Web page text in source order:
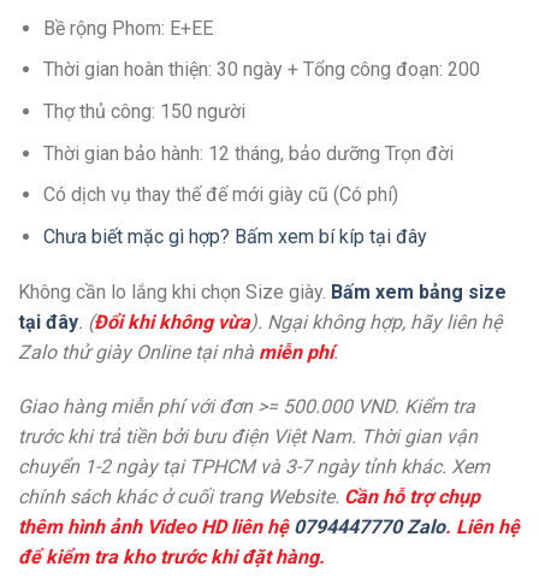
Bề rộng Phom: E+EE
Thời gian hoàn thiện: 30 ngày + Tổng công đoạn: 200
Thợ thủ công: 150 người
Thời gian bảo hành: 12 tháng, bảo dưỡng Trọn đời
Có dịch vụ thay thế đế mới giày cũ (Có phí)
Chưa biết mặc gì hợp? Bấm xem bí kíp tại đây
Không cần lo lắng khi chọn Size giày. Bấm xem bảng size
tại đây. (Đổi khi không vừa). Ngại không hợp, hãy liên hệ
Zalo thử giày Online tại nhà miễn phí.
Giao hàng miễn phí với đơn >= 500.000 VND. Kiểm tra
trước khi trả tiền bởi bưu điện Việt Nam. Thời gian vận
chuyển 1-2 ngày tại TPHCM và 3-7 ngày tỉnh khác. Xem
chính sách khác ở cuối trang Website. Cần hỗ trợ chụp
thêm hình ảnh Video HD liên hệ 0794447770 Zalo. Liên hệ
để kiểm tra kho trước khi đặt hàng.